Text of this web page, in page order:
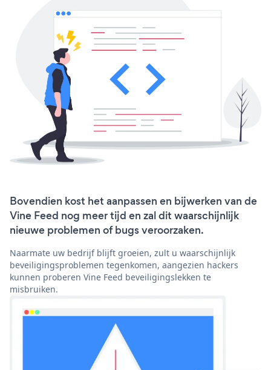
Bovendien kost het aanpassen en bijwerken van de
Vine Feed nog meer tijd en zal dit waarschijnlijk
nieuwe problemen of bugs veroorzaken.
Naarmate uw bedrijf blijft groeien, zult u waarschijnlijk
beveiligingsproblemen tegenkomen, aangezien hackers
kunnen proberen Vine Feed beveiligingslekken te
misbruiken.